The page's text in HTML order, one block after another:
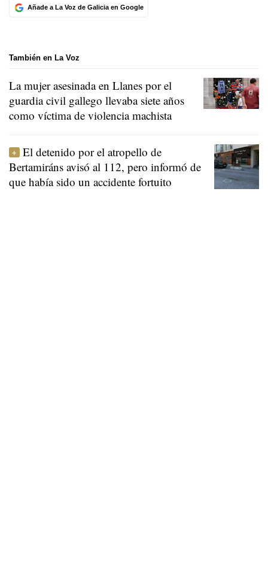
Añade a La Voz de Galicia en Google
También en La Voz
La mujer asesinada en Llanes por el
guardia civil gallego llevaba siete años
como víctima de violencia machista
El detenido por el atropello de
Bertamiráns avisó al 112, pero informó de
que había sido un accidente fortuito